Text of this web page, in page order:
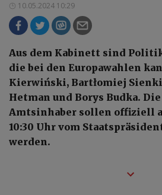
10.05.2024 10:29
Aus dem Kabinett sind
die bei den Europawahlen
Kierwiński, Bartłomiej
Hetman und Borys Budka.
Amtsinhaber sollen offiziell
10:30 Uhr vom
werden.